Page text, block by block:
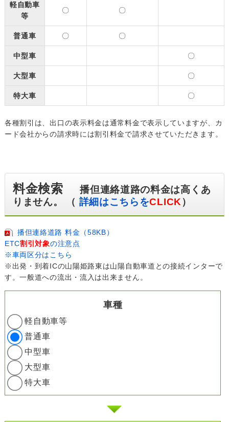
軽自動車
等
〇 〇
普通車 〇 〇
中型車 〇
大型車 〇
特大車 〇
各種割引は、出口の表示料金は通常料金で表示していますが、カ
ード会社からの請求時には割引料金で請求させていただきます。
料金検索播但連絡道路の料金は高くあ
りません。 （ 詳細はこちらをCLICK ）
播但連絡道路 料金（58KB）
ETC割引対象の注意点
※車両区分はこちら
※出発・到着ICの山陽姫路東は山陽自動車道との接続インターで
す。一般道への流出・流入は出来ません。
車種
軽自動車等
普通車
中型車
大型車
特大車